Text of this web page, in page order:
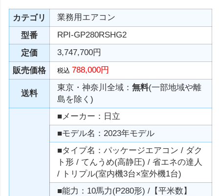
カテゴリ
業務用エアコン
型番
RPI-GP280RSHG2
定価
3,747,700円
販売価格
税込 788,000円
送料
東京・神奈川全域：無料(一部地域や離
島を除く)
■メーカー：日立
■モデル名：2023年モデル
■タイプ名：パッケージエアコン / ダク
ト形 / てんうめ(高静圧) / 省エネの達人
/ トリプル(室内機3台×室外機1台)
■能力：10馬力(P280形) /【平米数】